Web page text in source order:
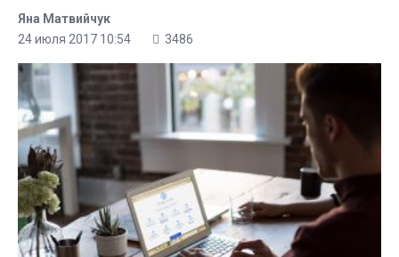
Яна Матвийчук
24 июля 2017 10:54
3486